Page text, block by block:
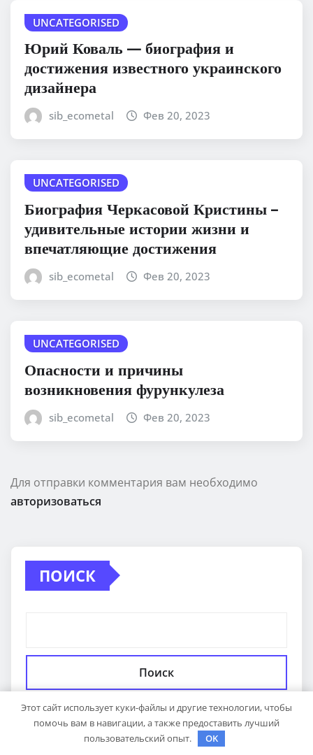
UNCATEGORISED
Юрий Коваль — биография и
достижения известного украинского
дизайнера
sib_ecometal Фев 20, 2023
UNCATEGORISED
Биография Черкасовой Кристины –
удивительные истории жизни и
впечатляющие достижения
sib_ecometal Фев 20, 2023
UNCATEGORISED
Опасности и причины
возникновения фурункулеза
sib_ecometal Фев 20, 2023
Для отправки комментария вам необходимо
авторизоваться
ПОИСК
Поиск
Этот сайт использует куки-файлы и другие технологии, чтобы
помочь вам в навигации, а также предоставить лучший
пользовательский опыт.
OK